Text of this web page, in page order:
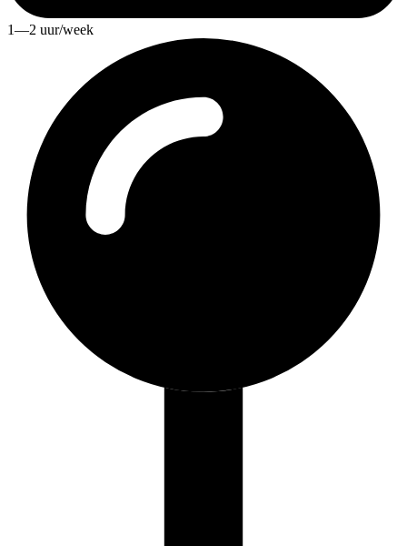
1—2 uur/week